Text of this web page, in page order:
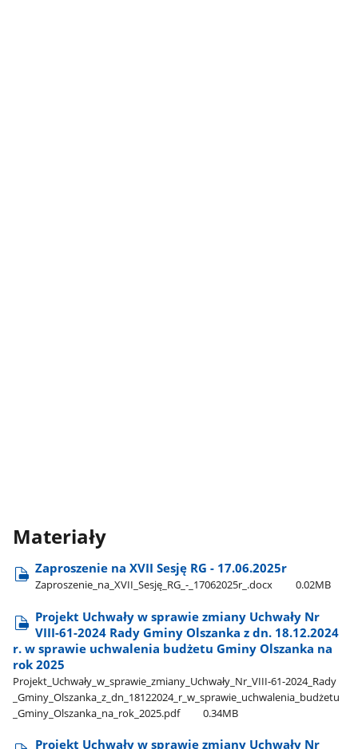
Materiały
Zaproszenie na XVII Sesję RG - 17.06.2025r
Zaproszenie​_na​_XVII​_Sesję​_RG​_-​_17062025r​_.docx 0.02MB
Projekt Uchwały w sprawie zmiany Uchwały Nr
VIII-61-2024 Rady Gminy Olszanka z dn. 18.12.2024
r. w sprawie uchwalenia budżetu Gminy Olszanka na
rok 2025
Projekt​_Uchwały​_w​_sprawie​_zmiany​_Uchwały​_Nr​_VIII-61-2024​_Rady​
_Gminy​_Olszanka​_z​_dn​_18122024​_r​_w​_sprawie​_uchwalenia​_budżetu​
_Gminy​_Olszanka​_na​_rok​_2025.pdf
0.34MB
Projekt Uchwały w sprawie zmiany Uchwały Nr